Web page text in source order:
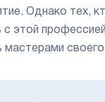
Однако тех,
с этой
мастерами